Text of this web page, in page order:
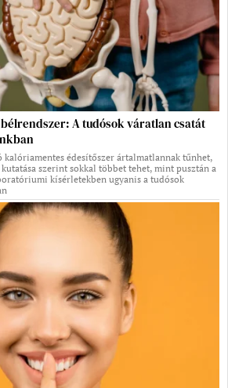
A tudósok váratlan csatát
édesítőszer ártalmatlannak tűnhet,
szerint sokkal többet tehet, mint pusztán a
kísérletekben ugyanis a tudósok